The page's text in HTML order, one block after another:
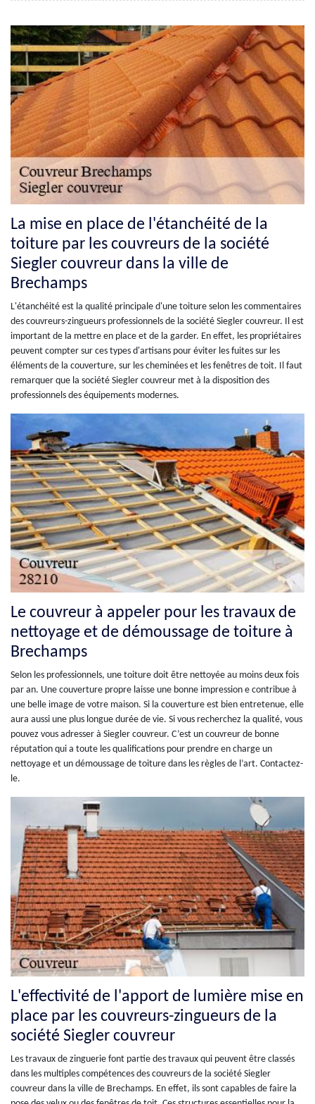
La mise en place de l'étanchéité de la
toiture par les couvreurs de la société
Siegler couvreur dans la ville de
Brechamps
L'étanchéité est la qualité principale d'une toiture selon les commentaires
des couvreurs-zingueurs professionnels de la société Siegler couvreur. Il est
important de la mettre en place et de la garder. En effet, les propriétaires
peuvent compter sur ces types d'artisans pour éviter les fuites sur les
éléments de la couverture, sur les cheminées et les fenêtres de toit. Il faut
remarquer que la société Siegler couvreur met à la disposition des
professionnels des équipements modernes.
Le couvreur à appeler pour les travaux de
nettoyage et de démoussage de toiture à
Brechamps
Selon les professionnels, une toiture doit être nettoyée au moins deux fois
par an. Une couverture propre laisse une bonne impression e contribue à
une belle image de votre maison. Si la couverture est bien entretenue, elle
aura aussi une plus longue durée de vie. Si vous recherchez la qualité, vous
pouvez vous adresser à Siegler couvreur. C’est un couvreur de bonne
réputation qui a toute les qualifications pour prendre en charge un
nettoyage et un démoussage de toiture dans les règles de l’art. Contactez-
le.
L'effectivité de l'apport de lumière mise en
place par les couvreurs-zingueurs de la
société Siegler couvreur
Les travaux de zinguerie font partie des travaux qui peuvent être classés
dans les multiples compétences des couvreurs de la société Siegler
couvreur dans la ville de Brechamps. En effet, ils sont capables de faire la